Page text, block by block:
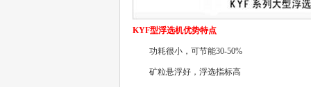
KYF型浮选机优势特点
功耗很小，可节能30-50%
矿粒悬浮好，浮选指标高